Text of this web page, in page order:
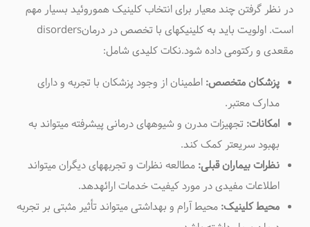
در نظر گرفتن چند معیار برای انتخابکلینیک هموروئید بسیار مهم
است. اولویت باید به کلینیکهای با تخصص در درمانdisorders
مقعدی و رکتومی داده شود.نکات کلیدی شامل:
پزشکان متخصص: اطمینان از وجود پزشکان با تجربه و دارای
مدارک معتبر.
امکانات: تجهیزات مدرن و شیوههای درمانی پیشرفته میتواند به
بهبود سریعتر کمک کند.
نظرات بیماران قبلی: مطالعه نظرات و تجربههای دیگران میتواند
اطلاعات مفیدی در مورد کیفیت خدمات ارائهدهد.
محیط کلینیک: محیط آرام و بهداشتی میتواند تأثیر مثبتی بر تجربه